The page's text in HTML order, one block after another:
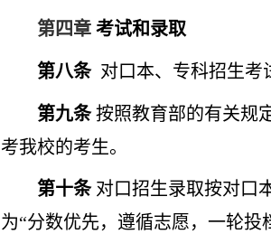
第四章 考试和录取
第八条 对口本、专科招生考
第九条 按照教育部的有关规
考我校的考生。
第十条 对口招生录取按对口
为“分数优先，遵循志愿，一轮